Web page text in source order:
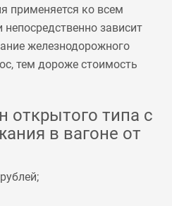
применяется ко всем
зависит
железнодорожного
тем дороже стоимость
открытого типа с
в вагоне от